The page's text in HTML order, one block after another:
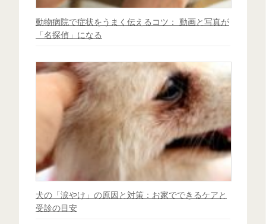
動物病院で症状をうまく伝えるコツ： 動画と写真が
「名探偵」になる
犬の「涙やけ」の原因と対策：お家でできるケアと
受診の目安